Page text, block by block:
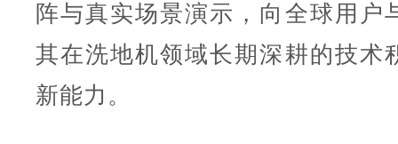
阵与真实场景演示，向全球用户
其在洗地机领域长期深耕的技术
新能力。